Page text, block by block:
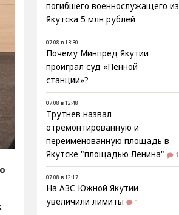
погибшего военнослужащего из
Якутска 5 млн рублей
07.08 в 13:30
Почему Минпред Якутии
проиграл суд «Пенной
станции»?
07.08 в 12:48
Трутнев назвал
отремонтированную и
переименованную площадь в
Якутске "площадью Ленина"
1
07.08 в 12:17
На АЗС Южной Якутии
увеличили лимиты
1